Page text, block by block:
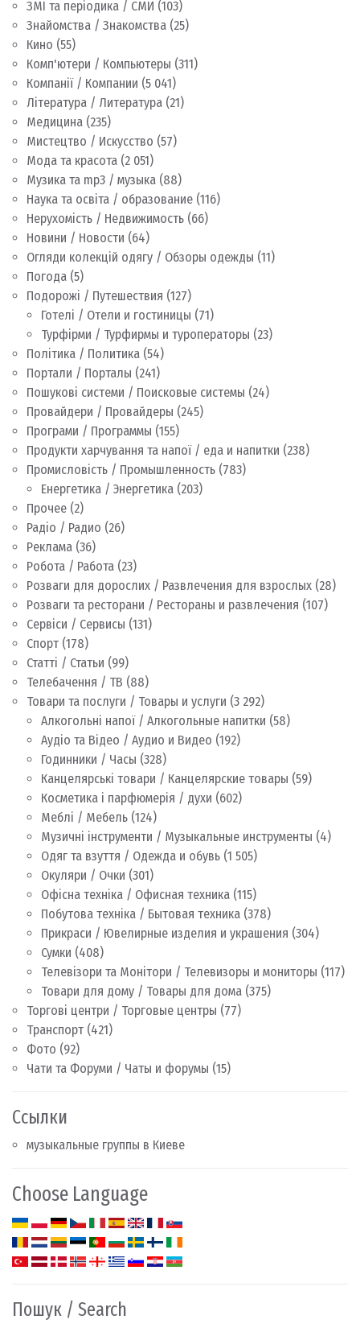
ЗМІ та періодика / СМИ (103)
Знайомства / Знакомства (25)
Кино (55)
Комп'ютери / Компьютеры (311)
Компанії / Компании (5 041)
Література / Литература (21)
Медицина (235)
Мистецтво / Искусство (57)
Мода та красота (2 051)
Музика та mp3 / музыка (88)
Наука та освіта / образование (116)
Нерухомість / Недвижимость (66)
Новини / Новости (64)
Огляди колекцій одягу / Обзоры одежды (11)
Погода (5)
Подорожі / Путешествия (127)
Готелі / Отели и гостиницы (71)
Турфірми / Турфирмы и туроператоры (23)
Політика / Политика (54)
Портали / Порталы (241)
Пошукові системи / Поисковые системы (24)
Провайдери / Провайдеры (245)
Програми / Программы (155)
Продукти харчування та напої / еда и напитки (238)
Промисловість / Промышленность (783)
Енергетика / Энергетика (203)
Прочее (2)
Радіо / Радио (26)
Реклама (36)
Робота / Работа (23)
Розваги для дорослих / Развлечения для взрослых (28)
Розваги та ресторани / Рестораны и развлечения (107)
Сервіси / Сервисы (131)
Спорт (178)
Статті / Статьи (99)
Телебачення / ТВ (88)
Товари та послуги / Товары и услуги (3 292)
Алкогольні напої / Алкогольные напитки (58)
Аудіо та Відео / Аудио и Видео (192)
Годинники / Часы (328)
Канцелярські товари / Канцелярские товары (59)
Косметика і парфюмерія / духи (602)
Меблі / Мебель (124)
Музичні інструменти / Музыкальные инструменты (4)
Одяг та взуття / Одежда и обувь (1 505)
Окуляри / Очки (301)
Офісна техніка / Офисная техника (115)
Побутова техніка / Бытовая техника (378)
Прикраси / Ювелирные изделия и украшения (304)
Сумки (408)
Телевізори та Монітори / Телевизоры и мониторы (117)
Товари для дому / Товары для дома (375)
Торгові центри / Торговые центры (77)
Транспорт (421)
Фото (92)
Чати та Форуми / Чаты и форумы (15)
Ссылки
музыкальные группы в Киеве
Choose Language
Пошук / Search